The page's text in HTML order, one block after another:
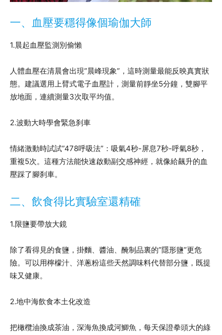
一、血壓要穩得像個瑜伽大師
1.晨起血壓監測別偷懶
人體血壓在清晨會出現”晨峰現象”，這時測量最能反映真實狀
態。建議選用上臂式電子血壓計，測量前靜坐5分鐘，雙腳平
放地面，連續測量3次取平均值。
2.波動大時學會緊急刹車
情緒激動時試試”478呼吸法”：吸氣4秒-屏息7秒-呼氣8秒，
重複5次。這種方法能快速啟動副交感神經，就像給飆升的血
壓踩了腳刹車。
二、飲食得比實驗室還精確
1.限鹽要帶放大鏡
除了看得見的食鹽，掛麵、醬油、醃制品裏的”隱形鹽”更危
險。可以用檸檬汁、洋蔥粉這些天然調味料代替部分鹽，既提
味又健康。
2.地中海飲食本土化改造
把橄欖油換成茶油，深海魚換成河鯽魚，每天保證拳頭大的綠